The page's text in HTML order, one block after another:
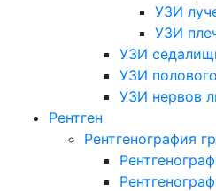
УЗИ
УЗИ
УЗИ
УЗИ
УЗИ нервов
Рентген
Рентгенография